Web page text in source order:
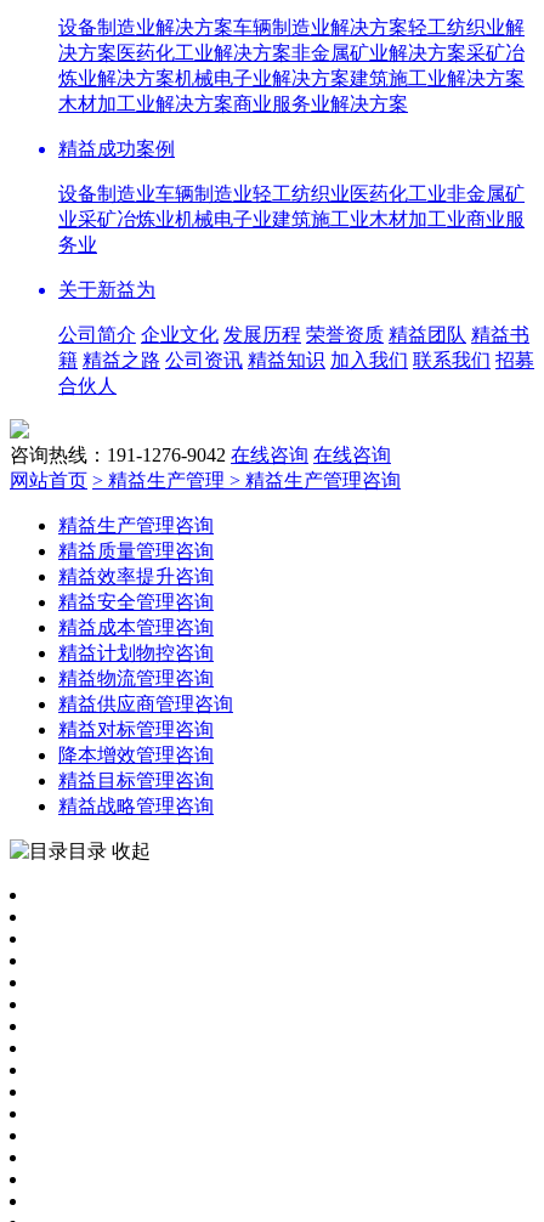
设备制造业解决方案车辆制造业解决方案轻工纺织业解
决方案医药化工业解决方案非金属矿业解决方案采矿冶
炼业解决方案机械电子业解决方案建筑施工业解决方案
木材加工业解决方案商业服务业解决方案
精益成功案例
设备制造业车辆制造业轻工纺织业医药化工业非金属矿
业采矿冶炼业机械电子业建筑施工业木材加工业商业服
务业
关于新益为
公司简介 企业文化 发展历程 荣誉资质 精益团队 精益书
籍 精益之路 公司资讯 精益知识 加入我们 联系我们 招募
合伙人
咨询热线：191-1276-9042 在线咨询 在线咨询
网站首页 > 精益生产管理 > 精益生产管理咨询
精益生产管理咨询
精益质量管理咨询
精益效率提升咨询
精益安全管理咨询
精益成本管理咨询
精益计划物控咨询
精益物流管理咨询
精益供应商管理咨询
精益对标管理咨询
降本增效管理咨询
精益目标管理咨询
精益战略管理咨询
目录 收起